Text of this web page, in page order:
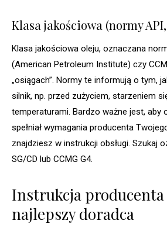
Klasa jakościowa (normy
Klasa jakościowa oleju, oznaczana
(American Petroleum Institute) czy
„osiągach”. Normy te informują o tym,
silnik, np. przed zużyciem, starzeniem
temperaturami. Bardzo ważne jest, aby
spełniał wymagania producenta
znajdziesz w instrukcji obsługi. Szukaj
SG/CD lub CCMG G4.
Instrukcja producenta
najlepszy doradca